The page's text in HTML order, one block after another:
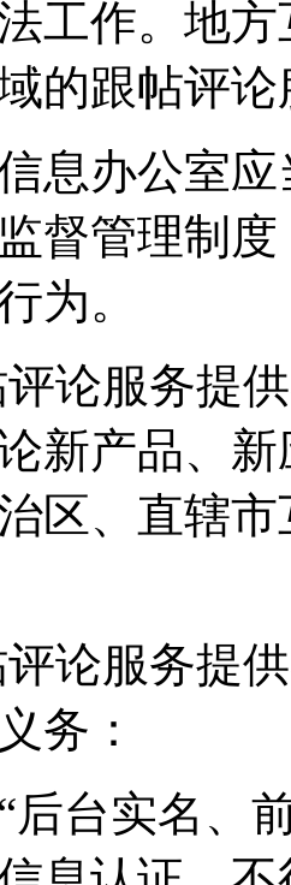
工作。地
的跟帖评
息办公室
督管理制
为。
论服务提
新产品、
区、直辖
论服务提
务：
后台实名、